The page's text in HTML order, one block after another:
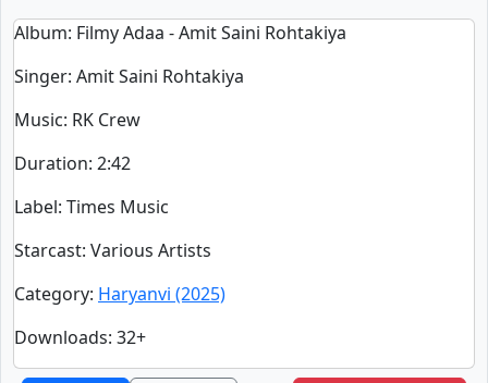
Album: Filmy Adaa - Amit Saini Rohtakiya
Singer: Amit Saini Rohtakiya
Music: RK Crew
Duration: 2:42
Label: Times Music
Starcast: Various Artists
Category: Haryanvi (2025)
Downloads: 32+